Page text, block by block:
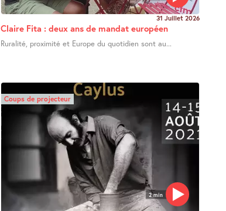
31 Juillet 2026
Claire Fita : deux ans de mandat européen
Ruralité, proximité et Europe du quotidien sont au...
2 min
Coups de projecteur